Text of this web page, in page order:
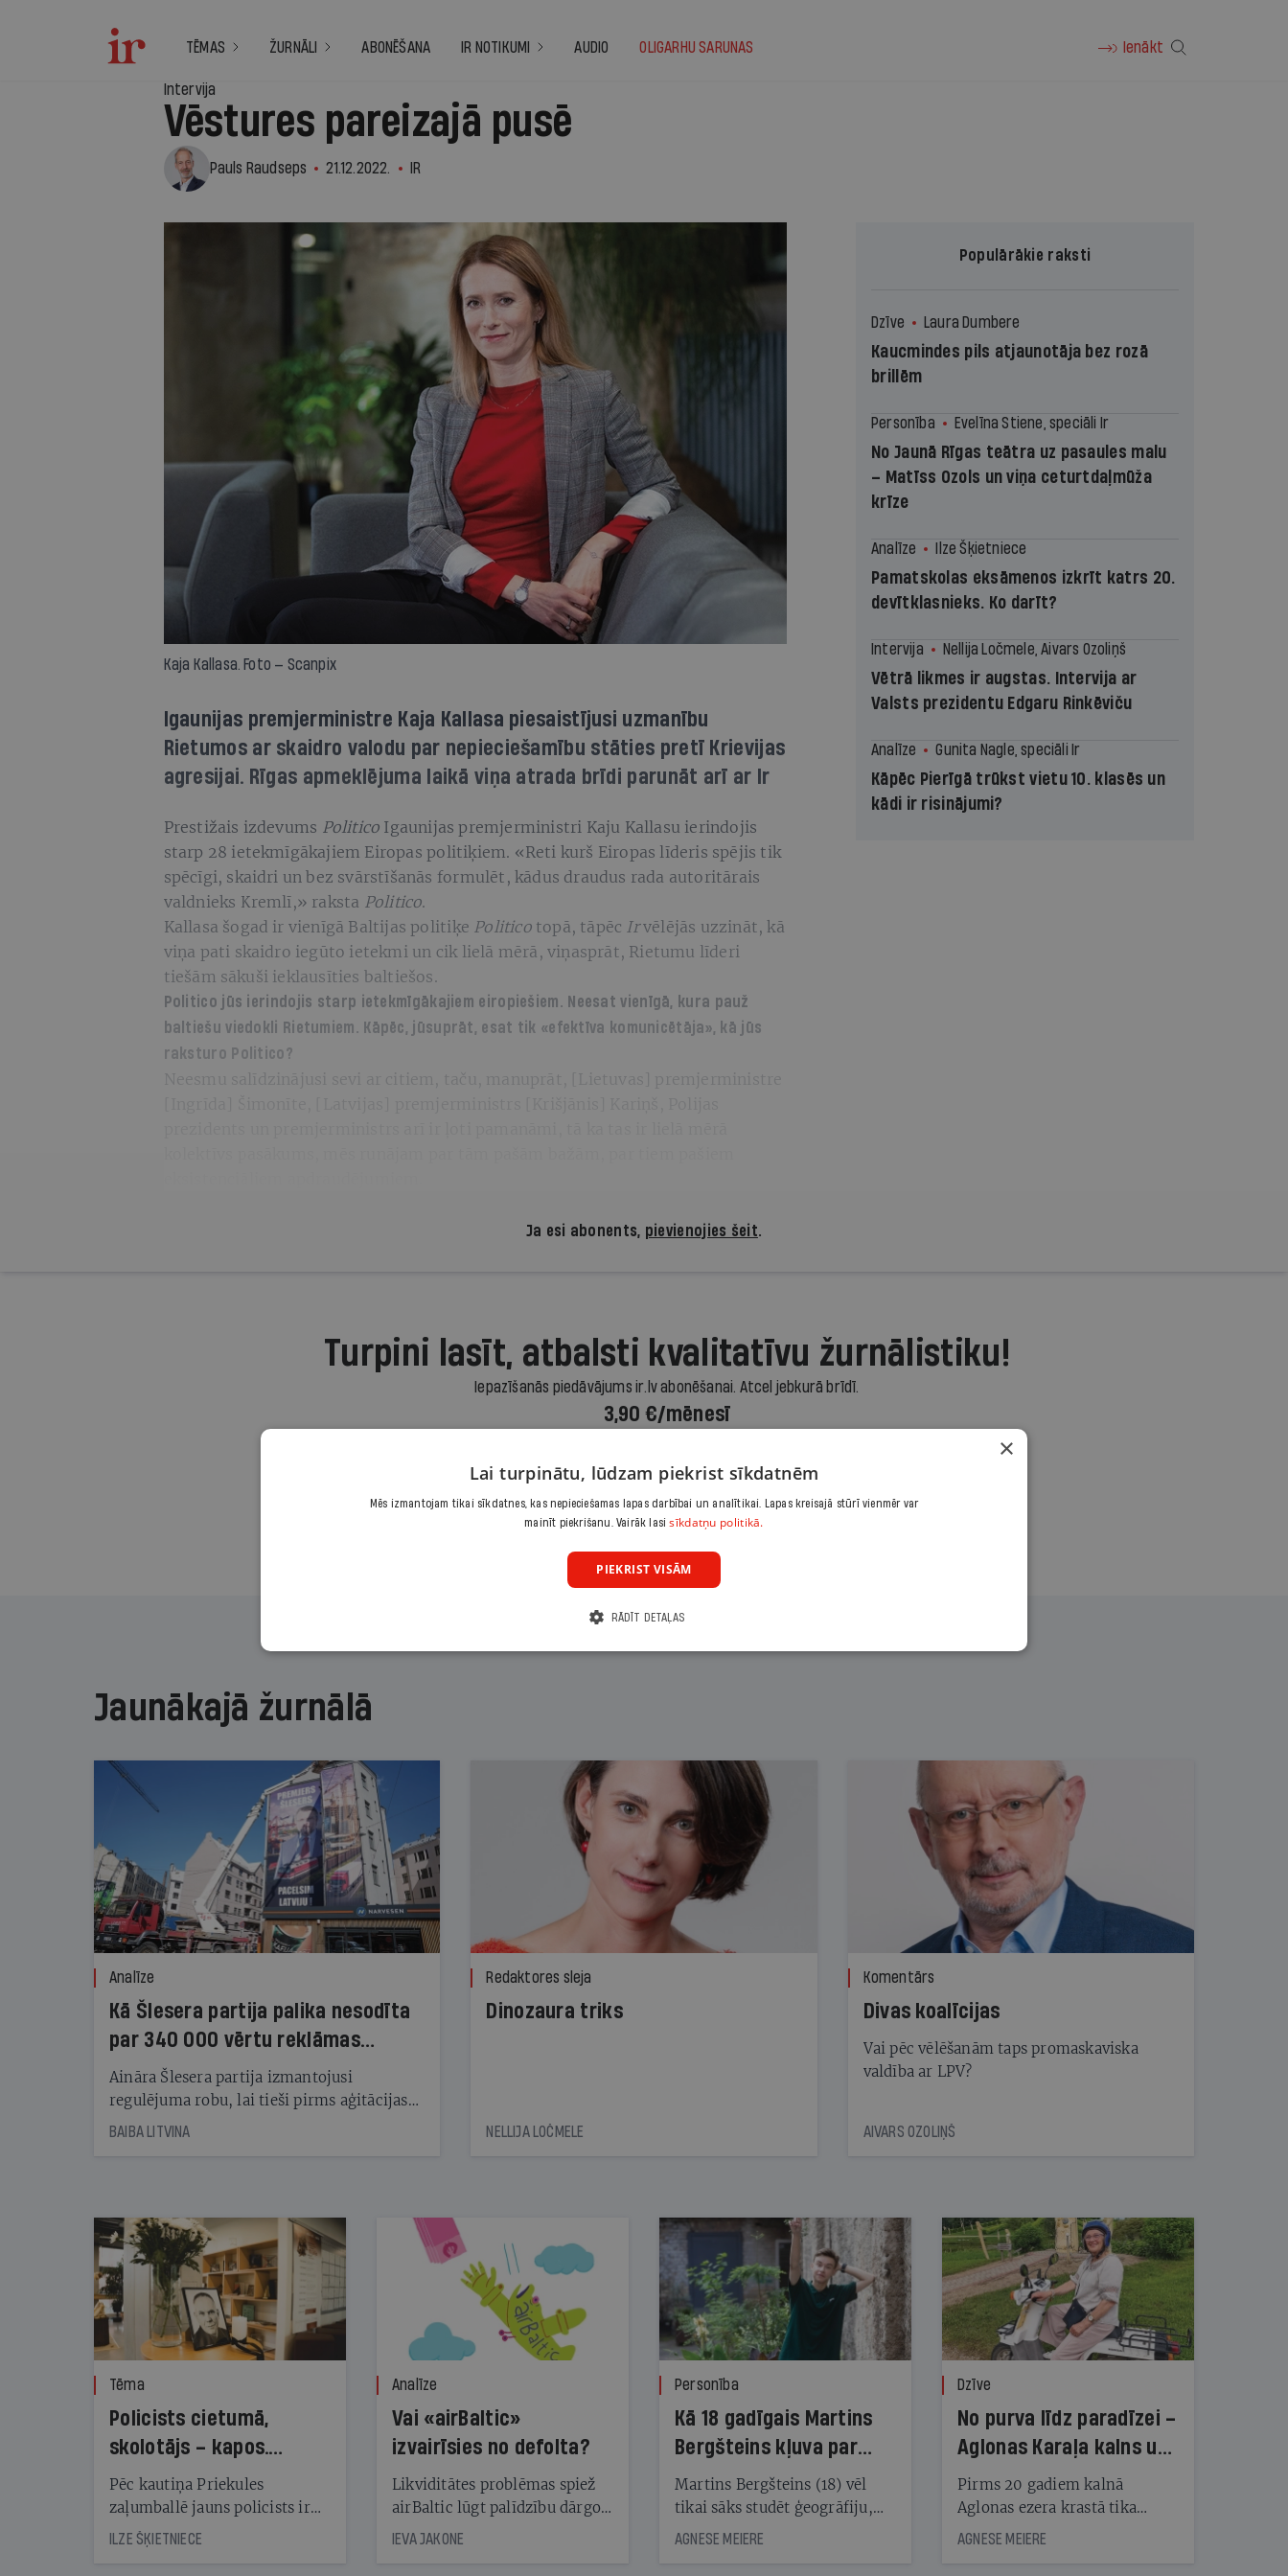
TĒMAS ŽURNĀLI ABONĒŠANA IR NOTIKUMI AUDIO OLIGARHU SARUNAS Ienākt
Intervija
Vēstures pareizajā pusē
Pauls Raudseps 21.12.2022. IR
Kaja Kallasa. Foto — Scanpix
Igaunijas premjerministre Kaja Kallasa piesaistījusi uzmanību
Rietumos ar skaidro valodu par nepieciešamību stāties pretī Krievijas
agresijai. Rīgas apmeklējuma laikā viņa atrada brīdi parunāt arī ar Ir
Prestižais izdevums Politico Igaunijas premjerministri Kaju Kallasu ierindojis
starp 28 ietekmīgākajiem Eiropas politiķiem. «Reti kurš Eiropas līderis spējis tik
spēcīgi, skaidri un bez svārstīšanās formulēt, kādus draudus rada autoritārais
valdnieks Kremlī,» raksta Politico.
Kallasa šogad ir vienīgā Baltijas politiķe Politicotopā, tāpēc Irvēlējās uzzināt, kā
viņa pati skaidro iegūto ietekmi un cik lielā mērā, viņasprāt, Rietumu līderi
tiešām sākuši ieklausīties baltiešos.
Politico jūs ierindojis starp ietekmīgākajiem eiropiešiem. Neesat vienīgā, kura pauž
baltiešu viedokli Rietumiem. Kāpēc, jūsuprāt, esat tik «efektīva komunicētāja», kā jūs
raksturo Politico?
Neesmu salīdzinājusi sevi ar citiem, taču, manuprāt, [Lietuvas] premjerministre
Populārākie raksti
Dzīve Laura Dumbere
Kaucmindes pils atjaunotāja bez rozā
brillēm
Personība Evelīna Stiene, speciāli Ir
No Jaunā Rīgas teātra uz pasaules malu
– Matīss Ozols un viņa ceturtdaļmūža
krīze
Analīze Ilze Šķietniece
Pamatskolas eksāmenos izkrīt katrs 20.
devītklasnieks. Ko darīt?
Intervija Nellija Ločmele, Aivars Ozoliņš
Vētrā likmes ir augstas. Intervija ar
Valsts prezidentu Edgaru Rinkēviču
Analīze Gunita Nagle, speciāli Ir
Kāpēc Pierīgā trūkst vietu 10. klasēs un
kādi ir risinājumi?
Ja esi abonents, pievienojies šeit.
Turpini lasīt, atbalsti kvalitatīvu žurnālistiku!
Iepazīšanās piedāvājums ir.lv abonēšanai. Atcel jebkurā brīdī.
3,90 €/mēnesī
Abonēt
Citas abonēšanas iespējas meklē šeit
Jaunākajā žurnālā
Analīze
Kā Šlesera partija palika nesodīta
par 340 000 vērtu reklāmas
kampaņu
Aināra Šlesera partija izmantojusi
regulējuma robu, lai tieši pirms aģitācijas
starta izreklamētos par summu, kas
BAIBA LITVINA
Redaktores sleja
Dinozaura triks
NELLIJA LOČMELE
Komentārs
Divas koalīcijas
Vai pēc vēlēšanām taps promaskaviska
valdība ar LPV?
AIVARS OZOLIŅŠ
Tēma
Policists cietumā,
skolotājs – kapos.
Reibuma cena Priekulē
Pēc kautiņa Priekules
zaļumballē jauns policists ir
nonācis cietumā, bet
cienījams pedagogs — kapos.
ILZE ŠĶIETNIECE
Analīze
Vai «airBaltic»
izvairīsies no defolta?
Likviditātes problēmas spiež
airBaltic lūgt palīdzību dārgo
obligāciju turētājiem, taču
IEVA JAKONE
Personība
Kā 18 gadīgais Martins
Bergšteins kļuva par
laika ziņu seju?
Martins Bergšteins (18) vēl
tikai sāks studēt ģeogrāfiju,
bet viņa sacītajam jau uzticas
AGNESE MEIERE
Dzīve
No purva līdz paradīzei –
Aglonas Karaļa kalns un
tā radītāji
Pirms 20 gadiem kalnā
Aglonas ezera krastā tika
uzstādītas pirmās koka
AGNESE MEIERE
×
Lai turpinātu, lūdzam piekrist sīkdatnēm
Mēs izmantojam tikai sīkdatnes, kas nepieciešamas lapas darbībai un analītikai. Lapas kreisajā stūrī vienmēr var
mainīt piekrišanu. Vairāk lasisīkdatņu politikā.
PIEKRIST VISĀM
RĀDĪT DETAĻAS